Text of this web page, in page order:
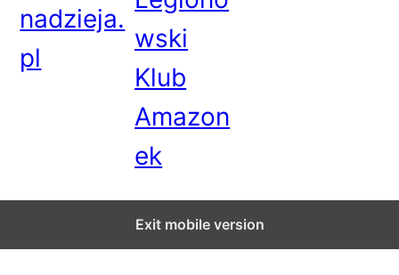
nadzieja.
pl
wski
Klub
Amazon
ek
Exit mobile version